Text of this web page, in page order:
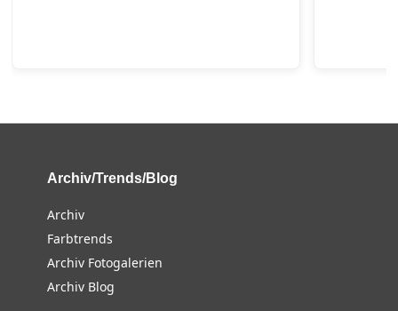
Archiv/Trends/Blog
Archiv
Farbtrends
Archiv Fotogalerien
Archiv Blog